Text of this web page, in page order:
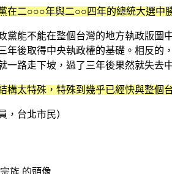
在二○○○年與二○○四年的總統大選中
黨能不能在整個台灣的地方執政版圖
年後取得中央執政權的基礎。相反的
一路走下坡，過了三年後果然就失去
構太特殊，特殊到幾乎已經快與整個
台北市民）